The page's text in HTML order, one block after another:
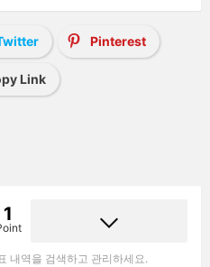
Pinterest
Link
1
내역을 검색하고 관리하세요.